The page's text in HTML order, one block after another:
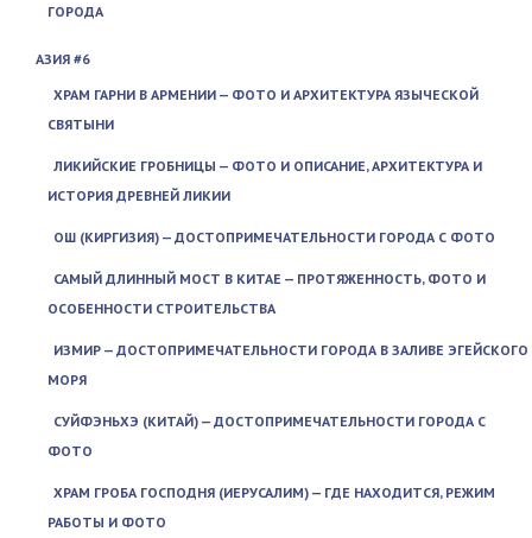
ГОРОДА
АЗИЯ #6
ХРАМ ГАРНИ В АРМЕНИИ — ФОТО И АРХИТЕКТУРА ЯЗЫЧЕСКОЙ
СВЯТЫНИ
ЛИКИЙСКИЕ ГРОБНИЦЫ — ФОТО И ОПИСАНИЕ, АРХИТЕКТУРА И
ИСТОРИЯ ДРЕВНЕЙ ЛИКИИ
ОШ (КИРГИЗИЯ) — ДОСТОПРИМЕЧАТЕЛЬНОСТИ ГОРОДА С ФОТО
САМЫЙ ДЛИННЫЙ МОСТ В КИТАЕ — ПРОТЯЖЕННОСТЬ, ФОТО И
ОСОБЕННОСТИ СТРОИТЕЛЬСТВА
ИЗМИР — ДОСТОПРИМЕЧАТЕЛЬНОСТИ ГОРОДА В ЗАЛИВЕ ЭГЕЙСКОГО
МОРЯ
СУЙФЭНЬХЭ (КИТАЙ) — ДОСТОПРИМЕЧАТЕЛЬНОСТИ ГОРОДА С
ФОТО
ХРАМ ГРОБА ГОСПОДНЯ (ИЕРУСАЛИМ) — ГДЕ НАХОДИТСЯ, РЕЖИМ
РАБОТЫ И ФОТО